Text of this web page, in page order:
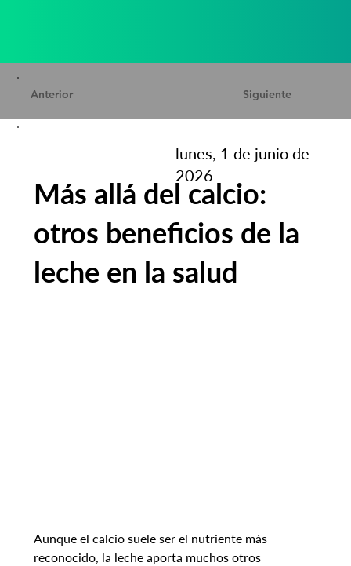
Siguiente
Anterior
lunes, 1 de junio de
2026
Más allá del calcio:
otros beneficios de la
leche en la salud
Aunque el calcio suele ser el nutriente más
reconocido, la leche aporta muchos otros